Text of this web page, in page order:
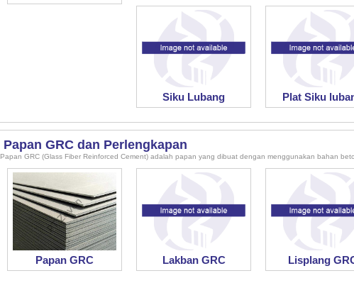
Siku Lubang Plat Siku
Papan GRC dan Perlengkapan
Papan GRC (Glass Fiber Reinforced Cement) adalah papan yang dibuat dengan menggunakan bahan
Papan GRC Lakban GRC Lisplang